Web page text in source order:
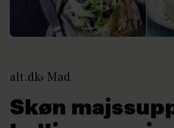
alt.dk Mad
Skøn